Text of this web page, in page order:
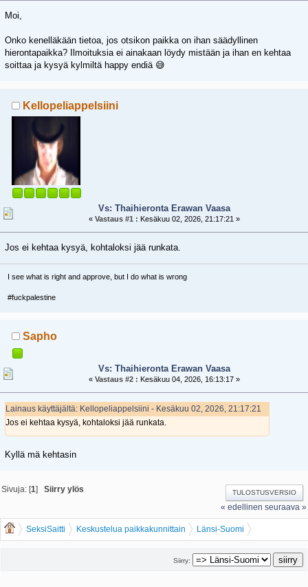
Moi,
Onko kenelläkään tietoa, jos otsikon paikka on ihan säädyllinen
hierontapaikka? Ilmoituksia ei ainakaan löydy mistään ja ihan en kehtaa
soittaa ja kysyä kylmiltä happy endiä 😅
Kellopeliappelsiini
Vs: Thaihieronta Erawan Vaasa
«Vastaus #1 : Kesäkuu 02, 2026, 21:17:21 »
Jos ei kehtaa kysyä, kohtaloksi jää runkata.
I see what is right and approve, but I do what is wrong
#fuckpalestine
Sapho
Vs: Thaihieronta Erawan Vaasa
«Vastaus #2 : Kesäkuu 04, 2026, 16:13:17 »
Lainaus käyttäjältä: Kellopeliappelsiini - Kesäkuu 02, 2026, 21:17:21
Jos ei kehtaa kysyä, kohtaloksi jää runkata.
Kyllä mä kehtasin
TULOSTUSVERSIO
Sivuja: [1]Siirry ylös
« edellinen seuraava »
SeksiSaitti Keskustelua paikkakunnittain
Länsi-Suomi
Thaihieronta Erawan Vaasa
Siirry: